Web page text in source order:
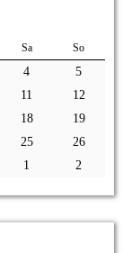
Sa So
4
5
11
12
18
19
25
26
1 2